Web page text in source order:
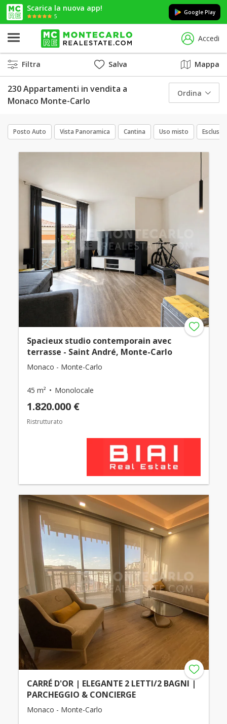
Scarica la nuova app!
5
Google Play
Accedi
Filtra Salva Mappa
230 Appartamenti in vendita a
Monaco Monte-Carlo
Ordina
Posto Auto Vista Panoramica Cantina Uso misto Esclusiva
Spacieux studio contemporain avec
terrasse - Saint André, Monte-Carlo
Monaco - Monte-Carlo
45 m² Monolocale
1.820.000 €
Ristrutturato
CARRÉ D'OR | ELEGANTE 2 LETTI/2 BAGNI |
PARCHEGGIO & CONCIERGE
Monaco - Monte-Carlo